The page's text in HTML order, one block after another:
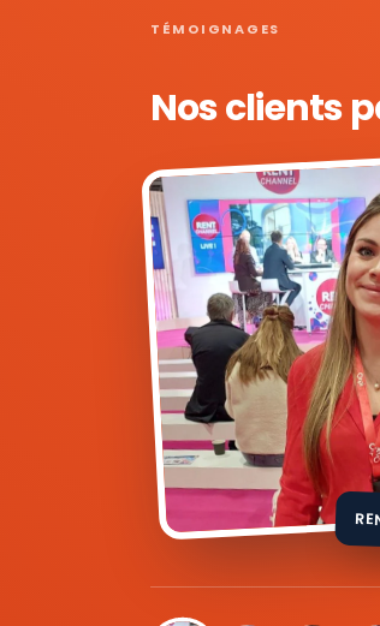
TÉMOIGNAGES
Nos clients